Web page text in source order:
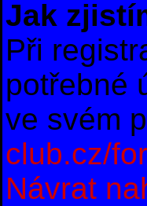
Jak
Při
potřebné
ve svém
club.cz/
Návrat